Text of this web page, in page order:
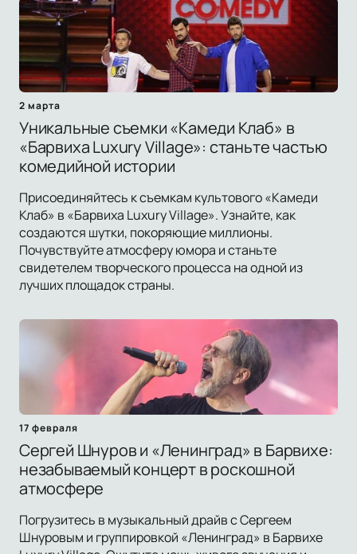
2 марта
Уникальные съемки «Камеди Клаб» в
«Барвиха Luxury Village»: станьте частью
комедийной истории
Присоединяйтесь к съемкам культового «Камеди
Клаб» в «Барвиха Luxury Village». Узнайте, как
создаются шутки, покоряющие миллионы.
Почувствуйте атмосферу юмора и станьте
свидетелем творческого процесса на одной из
лучших площадок страны.
17 февраля
Сергей Шнуров и «Ленинград» в Барвихе:
незабываемый концерт в роскошной
атмосфере
Погрузитесь в музыкальный драйв с Сергеем
Шнуровым и группировкой «Ленинград» в Барвихе